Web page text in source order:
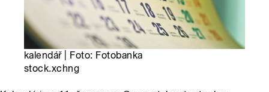
kalendář | Foto: Fotobanka
stock.xchng